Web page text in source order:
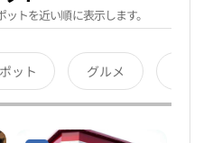
トを近い順に表示します。
ット グルメ